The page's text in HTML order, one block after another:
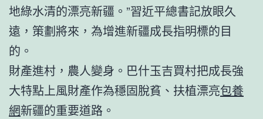
地綠水清的漂亮新疆。”習近平總書記放眼久
遠，策劃將來，為增進新疆成長指明標的目
的。
財產進村，農人變身。巴什玉吉買村把成長強
大特點上風財產作為穩固脫貧、扶植漂亮包養
網新疆的重要道路。